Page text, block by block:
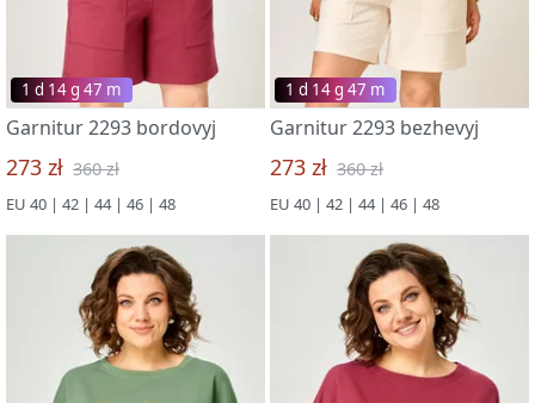
1 d 14 g 47 m
Garnitur 2293 bordovyj
273 zł 360 zł
EU 40 | 42 | 44 | 46 | 48
1 d 14 g 47 m
Garnitur 2293 bezhevyj
273 zł 360 zł
EU 40 | 42 | 44 | 46 | 48